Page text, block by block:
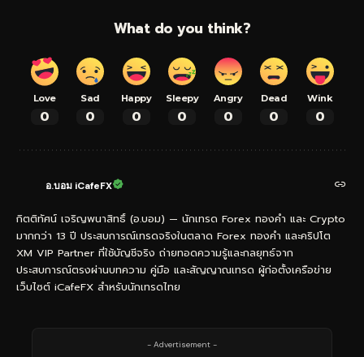
What do you think?
Love
0
Sad
0
Happy
0
Sleepy
0
Angry
0
Dead
0
Wink
0
อ.บอม iCafeFX
กิตติทัศน์ เจริญพนาสิทธิ์ (อ.บอม) — นักเทรด Forex ทองคำ และ Crypto
มากกว่า 13 ปี ประสบการณ์เทรดจริงในตลาด Forex ทองคำ และคริปโต
XM VIP Partner ที่ใช้บัญชีจริง ถ่ายทอดความรู้และกลยุทธ์จาก
ประสบการณ์ตรงผ่านบทความ คู่มือ และสัญญาณเทรด ผู้ก่อตั้งเครือข่าย
เว็บไซต์ iCafeFX สำหรับนักเทรดไทย
- Advertisement -